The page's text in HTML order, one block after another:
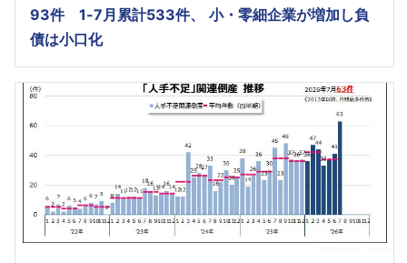
93件 1-7月累計533件、 小・零細企業が増加し負
債は小口化